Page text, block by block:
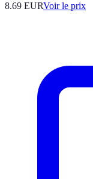
8.69 EURVoir le prix